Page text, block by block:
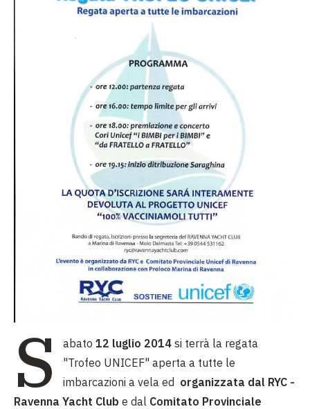
S abato 12 luglio 2014 si terrà la regata
"Trofeo UNICEF" aperta a tutte le
imbarcazioni a vela ed organizzata dal RYC -
Ravenna Yacht Club e dal Comitato Provinciale